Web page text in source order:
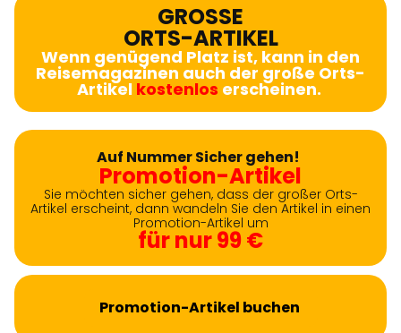
GROSSE
ORTS-ARTIKEL
Wenn genügend Platz ist, kann in den
Reisemagazinen auch der große Orts-
Artikel kostenlos erscheinen.
Auf Nummer Sicher gehen!
Promotion-Artikel
Sie möchten sicher gehen, dass der großer Orts-
Artikel erscheint, dann wandeln Sie den Artikel in einen
Promotion-Artikel um
für nur 99 €
Promotion-Artikel buchen